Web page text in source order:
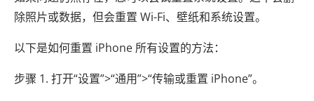
除照片或数据，但会重置 Wi-Fi、壁纸和系统设置。
以下是如何重置 iPhone 所有设置的方法：
步骤 1. 打开“设置”>“通用”>“传输或重置 iPhone”。